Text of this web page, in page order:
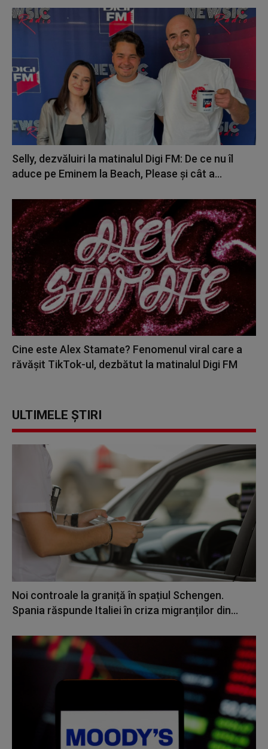
Selly, dezvăluiri la matinalul Digi FM: De ce nu îl
aduce pe Eminem la Beach, Please și cât a...
Cine este Alex Stamate? Fenomenul viral care a
răvășit TikTok-ul, dezbătut la matinalul Digi FM
ULTIMELE ȘTIRI
Noi controale la graniță în spațiul Schengen.
Spania răspunde Italiei în criza migranților din...